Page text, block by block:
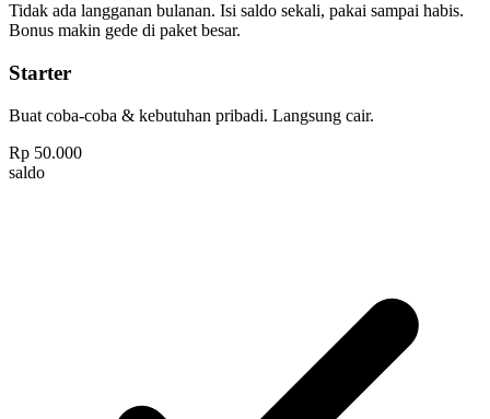
Tidak ada langganan bulanan. Isi saldo sekali, pakai sampai habis.
Bonus makin gede di paket besar.
Starter
Buat coba-coba & kebutuhan pribadi. Langsung cair.
Rp 50.000
saldo